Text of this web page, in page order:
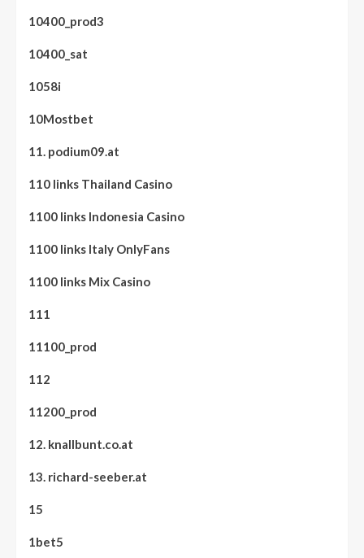
10400_prod3
10400_sat
1058i
10Mostbet
11. podium09.at
110 links Thailand Casino
1100 links Indonesia Casino
1100 links Italy OnlyFans
1100 links Mix Casino
111
11100_prod
112
11200_prod
12. knallbunt.co.at
13. richard-seeber.at
15
1bet5